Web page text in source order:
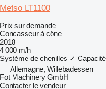
Metso LT1100
Prix sur demande
Concasseur à cône
2018
4 000 m/h
Système de chenilles ✓ Capacité
Allemagne, Willebadessen
Fot Machinery GmbH
Contacter le vendeur